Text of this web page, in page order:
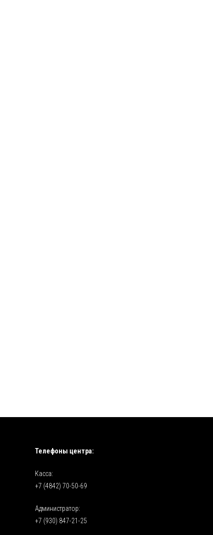
Телефоны центра:
Касса:
+7 (4842) 70-50-69
Администратор:
+7 (930) 847-21-25